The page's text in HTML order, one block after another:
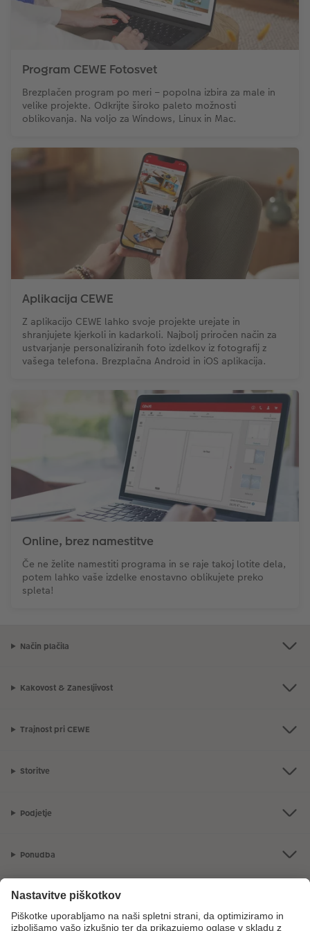
Takojšnja nalepka
Fototrak
XXL Retro fotografija
Program CEWE Fotosvet
Brezplačen program po meri – popolna izbira za male in
velike projekte. Odkrijte široko paleto možnosti
oblikovanja. Na voljo za Windows, Linux in Mac.
Aplikacija CEWE
Z aplikacijo CEWE lahko svoje projekte urejate in
shranjujete kjerkoli in kadarkoli. Najbolj priročen način za
ustvarjanje personaliziranih foto izdelkov iz fotografij z
vašega telefona. Brezplačna Android in iOS aplikacija.
Online, brez namestitve
Če ne želite namestiti programa in se raje takoj lotite dela,
potem lahko vaše izdelke enostavno oblikujete preko
spleta!
Način plačila
Kakovost & Zanesljivost
Trajnost pri CEWE
Storitve
Podjetje
Ponudba
CEWE Fotosvet